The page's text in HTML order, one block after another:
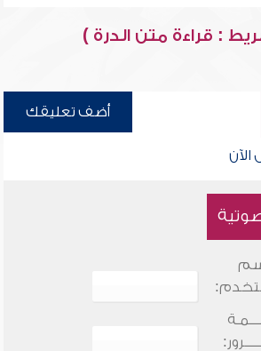
: قراءة متن الدرة )
أضف تعليقك
الآن